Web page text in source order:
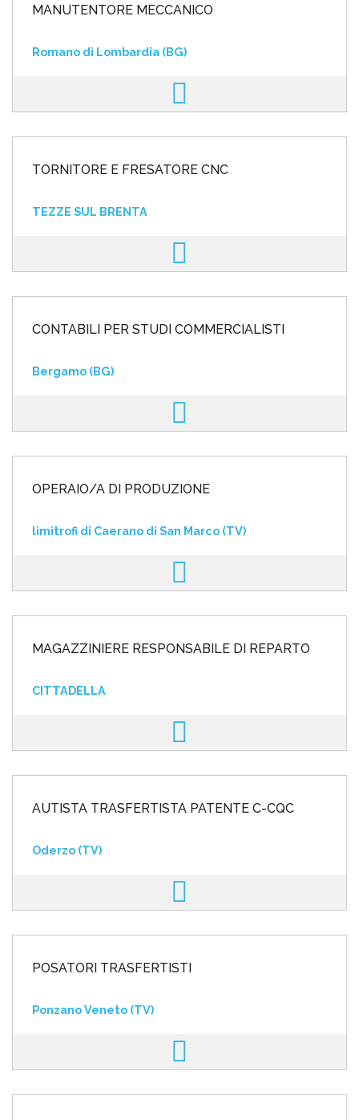
MANUTENTORE MECCANICO
Romano di Lombardia (BG)
TORNITORE E FRESATORE CNC
TEZZE SUL BRENTA
CONTABILI PER STUDI COMMERCIALISTI
Bergamo (BG)
OPERAIO/A DI PRODUZIONE
limitrofi di Caerano di San Marco (TV)
MAGAZZINIERE RESPONSABILE DI REPARTO
CITTADELLA
AUTISTA TRASFERTISTA PATENTE C-CQC
Oderzo (TV)
POSATORI TRASFERTISTI
Ponzano Veneto (TV)